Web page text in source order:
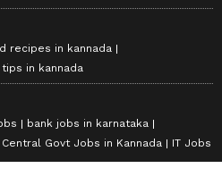
recipes in kannada
in kannada
bank jobs in karnataka
Central Govt Jobs in Kannada IT Jobs